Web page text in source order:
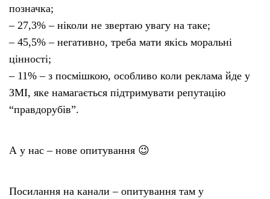
позначка;
– 27,3% – ніколи не звертаю увагу на таке;
– 45,5% – негативно, треба мати якісь моральні
цінності;
– 11% – з посмішкою, особливо коли реклама йде у
ЗМІ, яке намагається підтримувати репутацію
“правдорубів”.
А у нас – нове опитування 😉
Посилання на канали – опитування там у